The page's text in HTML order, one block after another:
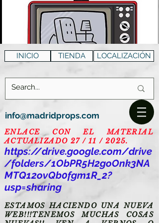
INICIO TIENDA LOCALIZACIÓN
info@madridprops.com
ENLACE CON EL MATERIAL
ACTUALIZADO 27 / 11 / 2025.
https://drive.google.com/drive
/folders/1ObPR5H2goOnk3NA
MTQ12ovQb0fgm1R_2?
usp=sharing
ESTAMOS HACIENDO UNA NUEVA
WEB!!!TENEMOS MUCHAS COSAS